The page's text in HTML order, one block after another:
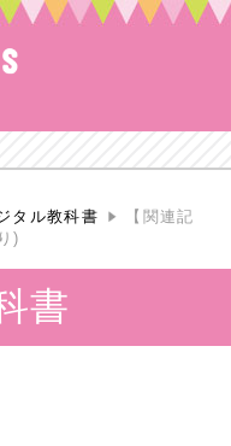
タル教科書
【関連記
)
書